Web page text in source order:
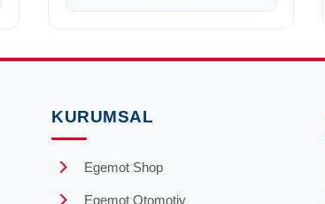
KURUMSAL
Egemot Shop
Egemot Otomotiv